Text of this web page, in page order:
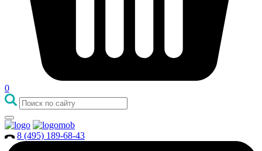
0
8 (495) 189-68-43